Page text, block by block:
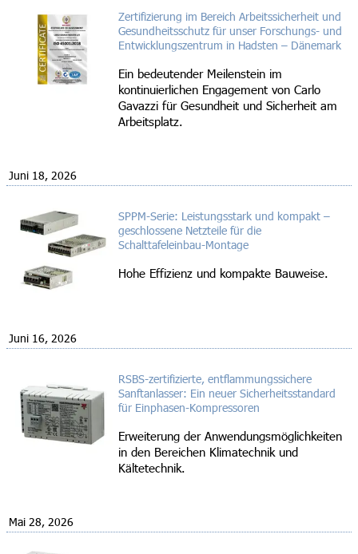
Zertifizierung im Bereich Arbeitssicherheit und
Gesundheitsschutz für unser Forschungs- und
Entwicklungszentrum in Hadsten – Dänemark
Ein bedeutender Meilenstein im
kontinuierlichen Engagement von Carlo
Gavazzi für Gesundheit und Sicherheit am
Arbeitsplatz.
Juni 18, 2026
SPPM-Serie: Leistungsstark und kompakt –
geschlossene Netzteile für die
Schalttafeleinbau-Montage
Hohe Effizienz und kompakte Bauweise.
Juni 16, 2026
RSBS-zertifizierte, entflammungssichere
Sanftanlasser: Ein neuer Sicherheitsstandard
für Einphasen-Kompressoren
Erweiterung der Anwendungsmöglichkeiten
in den Bereichen Klimatechnik und
Kältetechnik.
Mai 28, 2026